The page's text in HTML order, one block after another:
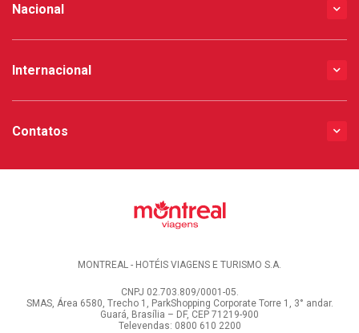
Nacional
Internacional
Contatos
MONTREAL - HOTÉIS VIAGENS E TURISMO S.A.
CNPJ 02.703.809/0001-05.
SMAS, Área 6580, Trecho 1, ParkShopping Corporate Torre 1, 3° andar.
Guará, Brasília – DF, CEP 71219-900
Televendas: 0800 610 2200